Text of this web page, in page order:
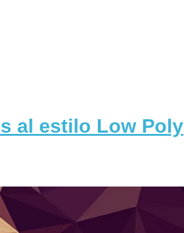
al estilo Low Poly